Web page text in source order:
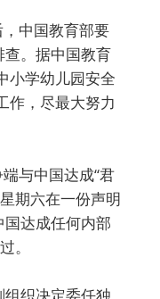
中国教育部要
查。据中国教育
小学幼儿园安全
作，尽最大努力
与中国达成“君
期六在一份声明
达成任何内部
。